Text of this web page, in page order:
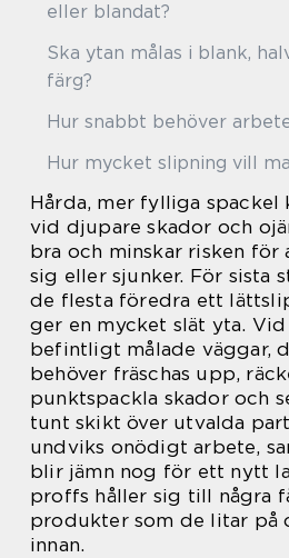
eller blandat?
Ska ytan målas i blank,
färg?
Hur snabbt behöver
Hur mycket slipning vill
Hårda, mer fylliga spackel
vid djupare skador och
bra och minskar risken
sig eller sjunker. För sista
de flesta föredra ett
ger en mycket slät yta.
befintligt målade väggar,
behöver fräschas upp,
punktspackla skador och
tunt skikt över utvalda
undviks onödigt arbete,
blir jämn nog för ett nytt
proffs håller sig till några
produkter som de litar på
innan.